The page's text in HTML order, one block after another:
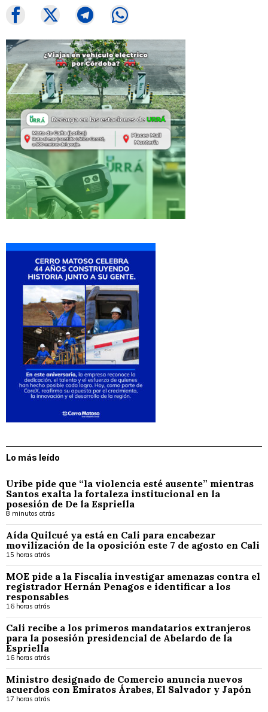
Lo más leído
Uribe pide que “la violencia esté ausente” mientras
Santos exalta la fortaleza institucional en la
posesión de De la Espriella
8 minutos atrás
Aída Quilcué ya está en Cali para encabezar
movilización de la oposición este 7 de agosto en Cali
15 horas atrás
MOE pide a la Fiscalía investigar amenazas contra el
registrador Hernán Penagos e identificar a los
responsables
16 horas atrás
Cali recibe a los primeros mandatarios extranjeros
para la posesión presidencial de Abelardo de la
Espriella
16 horas atrás
Ministro designado de Comercio anuncia nuevos
acuerdos con Emiratos Árabes, El Salvador y Japón
17 horas atrás